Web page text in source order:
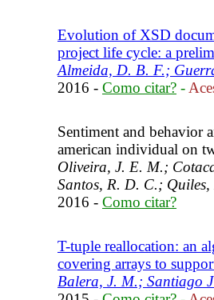
Evolution of XSD
project life cycle: a
Almeida, D. B. F.;
2016 - Como citar? -
Sentiment and behavior
american individual on
Oliveira, J. E. M.;
Santos, R. D. C.;
2016 - Como citar?
T-tuple reallocation: an
covering arrays to
Balera, J. M.; Santiago